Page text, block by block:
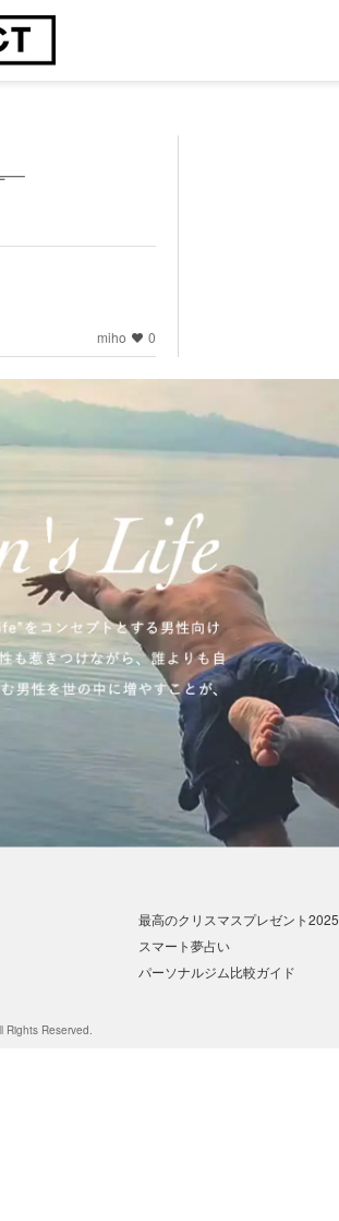
miho 0
最高のクリスマスプレゼント2025
スマート夢占い
パーソナルジム比較ガイド
Reserved.